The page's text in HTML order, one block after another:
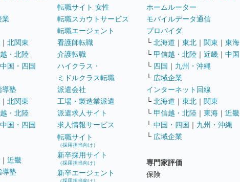
業
｜ 北関東
・北陸
中国・四国
導塾
｜ 北関東
・北陸
中国・四国
｜ 近畿
導塾
転職サイト 女性
転職スカウトサービス
転職エージェント
看護師転職
介護転職
ハイクラス・
ミドルクラス転職
派遣会社
工場・製造業派遣
派遣求人サイト
求人情報サービス
転職サイト
（採用担当向け）
新卒採用サイト
（採用担当向け）
新卒エージェント
（採用担当向け）
ホームルーター
モバイルデータ通信
プロバイダ
└ 北海道 ｜ 東北 ｜ 関東 ｜ 東海
└ 甲信越・北陸 ｜ 近畿 ｜ 中国
└ 四国 ｜ 九州・沖縄
└ 広域企業
インターネット回線
└ 北海道 ｜ 東北 ｜ 関東
└ 甲信越・北陸 ｜ 東海 ｜ 近畿
└ 中国・四国 ｜ 九州・沖縄
└ 広域企業
専門家評価
保険